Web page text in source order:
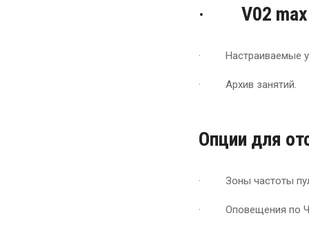
· V02
· Настраиваемые
· Архив занятий.
Опции для
· Зоны частоты
· Оповещения по